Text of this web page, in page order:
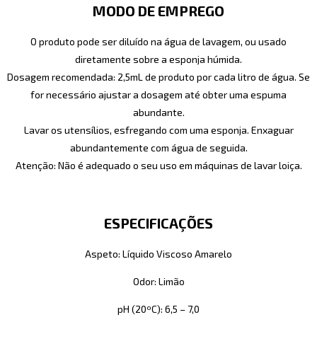
MODO DE EMPREGO
O produto pode ser diluído na água de lavagem, ou usado
diretamente sobre a esponja húmida.
Dosagem recomendada: 2,5mL de produto por cada litro de água. Se
for necessário ajustar a dosagem até obter uma espuma
abundante.
Lavar os utensílios, esfregando com uma esponja. Enxaguar
abundantemente com água de seguida.
Atenção: Não é adequado o seu uso em máquinas de lavar loiça.
ESPECIFICAÇÕES
Aspeto: Líquido Viscoso Amarelo
Odor: Limão
pH (20ºC): 6,5 – 7,0